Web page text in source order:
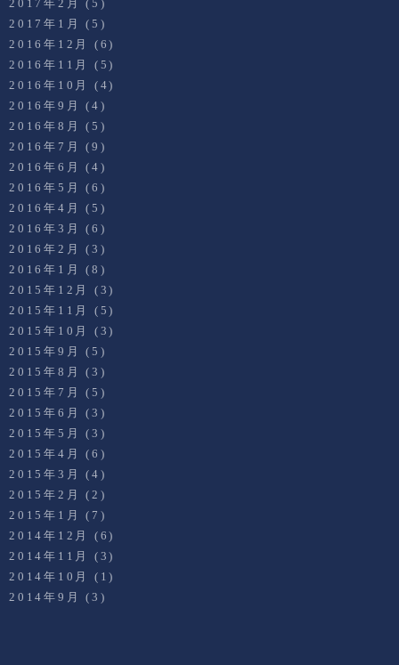
2017年2月
(5)
2017年1月
(5)
2016年12月
(6)
2016年11月
(5)
2016年10月
(4)
2016年9月
(4)
2016年8月
(5)
2016年7月
(9)
2016年6月
(4)
2016年5月
(6)
2016年4月
(5)
2016年3月
(6)
2016年2月
(3)
2016年1月
(8)
2015年12月
(3)
2015年11月
(5)
2015年10月
(3)
2015年9月
(5)
2015年8月
(3)
2015年7月
(5)
2015年6月
(3)
2015年5月
(3)
2015年4月
(6)
2015年3月
(4)
2015年2月
(2)
2015年1月
(7)
2014年12月
(6)
2014年11月
(3)
2014年10月
(1)
2014年9月
(3)